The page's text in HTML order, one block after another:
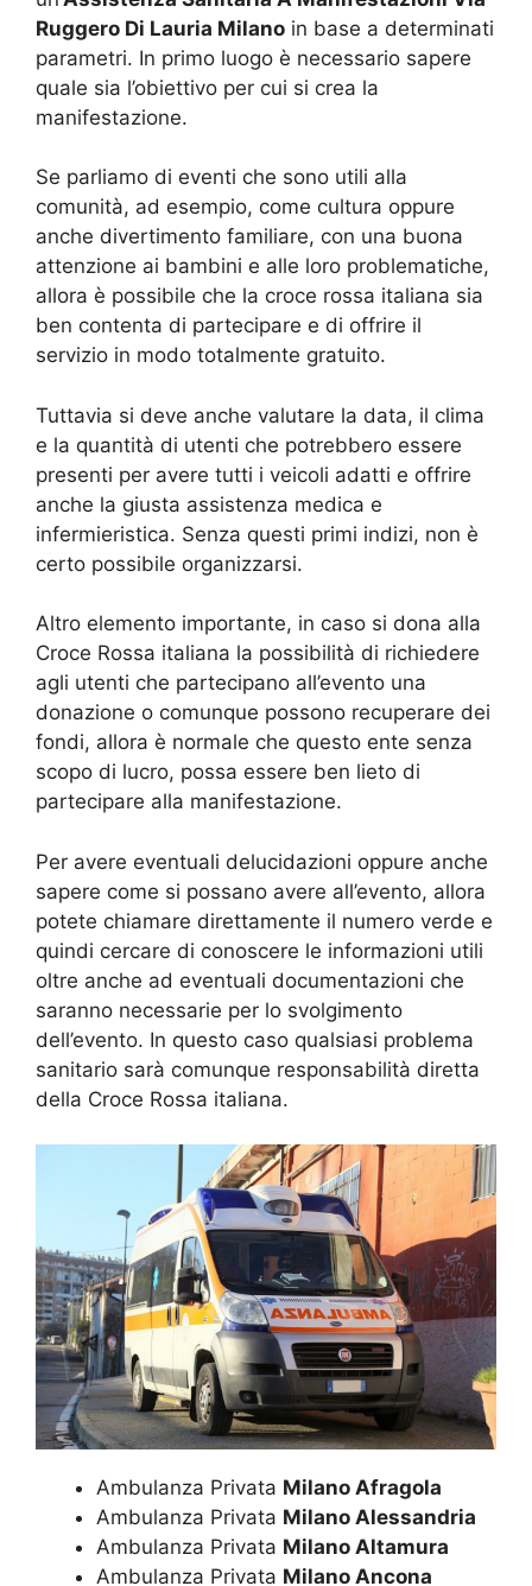
Ruggero Di Lauria Milano in base a determinati
parametri. In primo luogo è necessario sapere
quale sia l’obiettivo per cui si crea la
manifestazione.
Se parliamo di eventi che sono utili alla
comunità, ad esempio, come cultura oppure
anche divertimento familiare, con una buona
attenzione ai bambini e alle loro problematiche,
allora è possibile che la croce rossa italiana sia
ben contenta di partecipare e di offrire il
servizio in modo totalmente gratuito.
Tuttavia si deve anche valutare la data, il clima
e la quantità di utenti che potrebbero essere
presenti per avere tutti i veicoli adatti e offrire
anche la giusta assistenza medica e
infermieristica. Senza questi primi indizi, non è
certo possibile organizzarsi.
Altro elemento importante, in caso si dona alla
Croce Rossa italiana la possibilità di richiedere
agli utenti che partecipano all’evento una
donazione o comunque possono recuperare dei
fondi, allora è normale che questo ente senza
scopo di lucro, possa essere ben lieto di
partecipare alla manifestazione.
Per avere eventuali delucidazioni oppure anche
sapere come si possano avere all’evento, allora
potete chiamare direttamente il numero verde e
quindi cercare di conoscere le informazioni utili
oltre anche ad eventuali documentazioni che
saranno necessarie per lo svolgimento
dell’evento. In questo caso qualsiasi problema
sanitario sarà comunque responsabilità diretta
della Croce Rossa italiana.
Ambulanza Privata Milano Afragola
Ambulanza Privata Milano Alessandria
Ambulanza Privata Milano Altamura
Ambulanza Privata Milano Ancona